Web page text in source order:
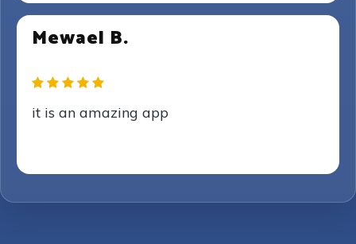
Mewael B.
it is an amazing app